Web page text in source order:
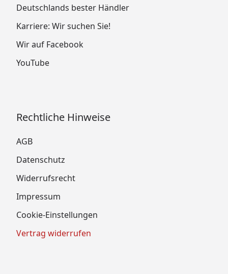
Deutschlands bester Händler
Karriere: Wir suchen Sie!
Wir auf Facebook
YouTube
Rechtliche Hinweise
AGB
Datenschutz
Widerrufsrecht
Impressum
Cookie-Einstellungen
Vertrag widerrufen